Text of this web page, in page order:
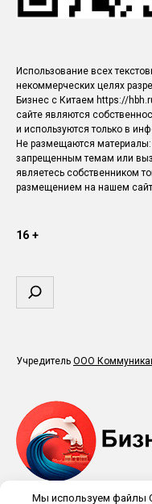
Использование всех
некоммерческих целях
Бизнес с Китаем https://
сайте являются
и используются только в
Не размещаются
запрещенным темам или
являетесь собственником
размещением на нашем
16 +
Поиск
Учредитель ООО
Мы используем файлы